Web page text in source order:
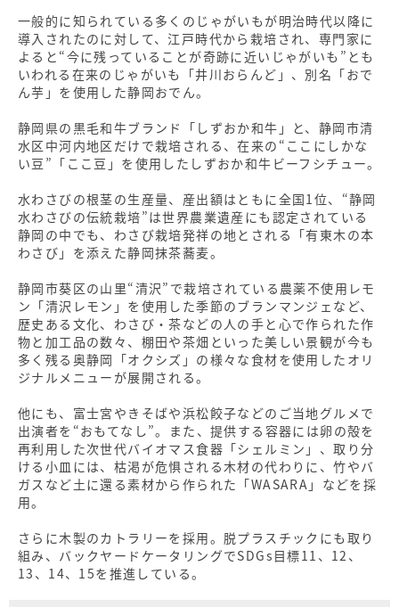
一般的に知られている多くのじゃがいもが明治時代以降に
導入されたのに対して、江戸時代から栽培され、専門家に
よると“今に残っていることが奇跡に近いじゃがいも”とも
いわれる在来のじゃがいも「井川おらんど」、別名「おで
ん芋」を使用した静岡おでん。
静岡県の黒毛和牛ブランド「しずおか和牛」と、静岡市清
水区中河内地区だけで栽培される、在来の“ここにしかな
い豆”「ここ豆」を使用したしずおか和牛ビーフシチュー。
水わさびの根茎の生産量、産出額はともに全国1位、“静岡
水わさびの伝統栽培”は世界農業遺産にも認定されている
静岡の中でも、わさび栽培発祥の地とされる「有東木の本
わさび」を添えた静岡抹茶蕎麦。
静岡市葵区の山里“清沢”で栽培されている農薬不使用レモ
ン「清沢レモン」を使用した季節のブランマンジェなど、
歴史ある文化、わさび・茶などの人の手と心で作られた作
物と加工品の数々、棚田や茶畑といった美しい景観が今も
多く残る奥静岡「オクシズ」の様々な食材を使用したオリ
ジナルメニューが展開される。
他にも、富士宮やきそばや浜松餃子などのご当地グルメで
出演者を“おもてなし”。また、提供する容器には卵の殻を
再利用した次世代バイオマス食器「シェルミン」、取り分
ける小皿には、枯渇が危惧される木材の代わりに、竹やバ
ガスなど土に還る素材から作られた「WASARA」などを採
用。
さらに木製のカトラリーを採用。脱プラスチックにも取り
組み、バックヤードケータリングでSDGs目標11、12、
13、14、15を推進している。